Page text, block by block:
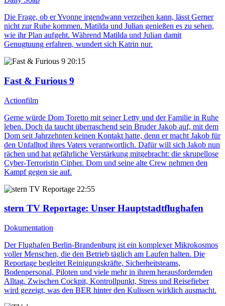
Die Frage, ob er Yvonne irgendwann verzeihen kann, lässt Gerner
nicht zur Ruhe kommen. Matilda und Julian genießen es zu sehen,
wie ihr Plan aufgeht. Während Matilda und Julian damit
Genugtuung erfahren, wundert sich Katrin nur.
20:15
Fast & Furious 9
Actionfilm
Gerne würde Dom Toretto mit seiner Letty und der Familie in Ruhe
leben. Doch da taucht überraschend sein Bruder Jakob auf, mit dem
Dom seit Jahrzehnten keinen Kontakt hatte, denn er macht Jakob für
den Unfalltod ihres Vaters verantwortlich. Dafür will sich Jakob nun
rächen und hat gefährliche Verstärkung mitgebracht: die skrupellose
Cyber-Terroristin Cipher. Dom und seine alte Crew nehmen den
Kampf gegen sie auf.
22:55
stern TV Reportage: Unser Hauptstadtflughafen
Dokumentation
Der Flughafen Berlin-Brandenburg ist ein komplexer Mikrokosmos
voller Menschen, die den Betrieb täglich am Laufen halten. Die
Reportage begleitet Reinigungskräfte, Sicherheitsteams,
Bodenpersonal, Piloten und viele mehr in ihrem herausfordernden
Alltag. Zwischen Cockpit, Kontrollpunkt, Stress und Reisefieber
wird gezeigt, was den BER hinter den Kulissen wirklich ausmacht.